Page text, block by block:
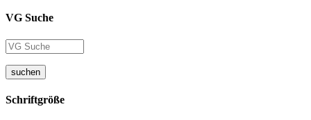
VG Suche
suchen
Schriftgröße